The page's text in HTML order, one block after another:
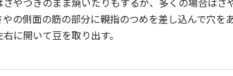
やの側面の筋の部分に親指のつめを差し込んで穴を
に開いて豆を取り出す。